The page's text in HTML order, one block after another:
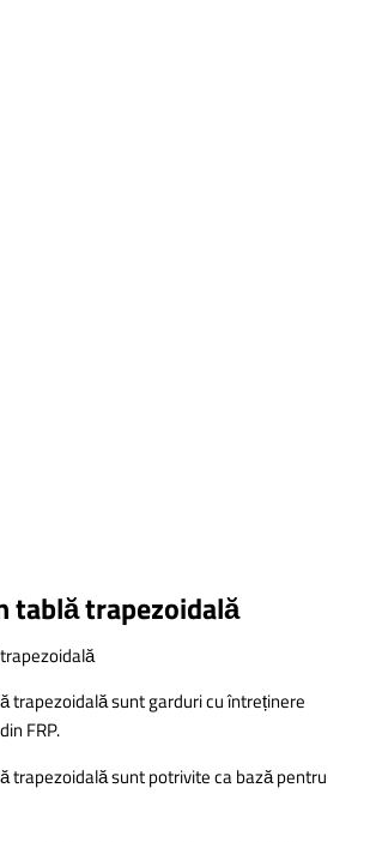
tablă trapezoidală
trapezoidală sunt garduri cu întreținere
FRP.
trapezoidală sunt potrivite ca bază pentru